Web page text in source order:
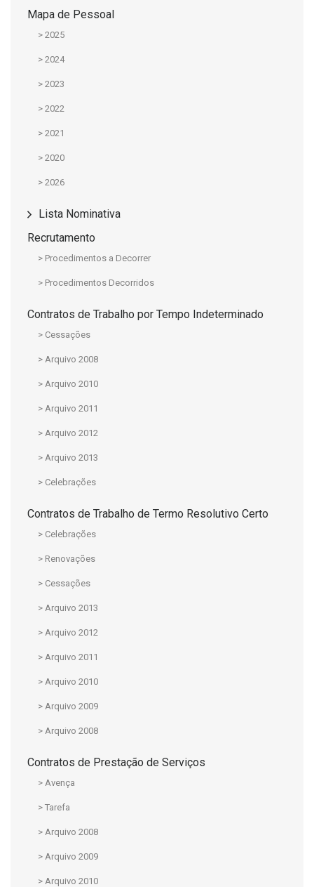
Mapa de Pessoal
> 2025
> 2024
> 2023
> 2022
> 2021
> 2020
> 2026
Lista Nominativa
Recrutamento
> Procedimentos a Decorrer
> Procedimentos Decorridos
Contratos de Trabalho por Tempo Indeterminado
> Cessações
> Arquivo 2008
> Arquivo 2010
> Arquivo 2011
> Arquivo 2012
> Arquivo 2013
> Celebrações
Contratos de Trabalho de Termo Resolutivo Certo
> Celebrações
> Renovações
> Cessações
> Arquivo 2013
> Arquivo 2012
> Arquivo 2011
> Arquivo 2010
> Arquivo 2009
> Arquivo 2008
Contratos de Prestação de Serviços
> Avença
> Tarefa
> Arquivo 2008
> Arquivo 2009
> Arquivo 2010